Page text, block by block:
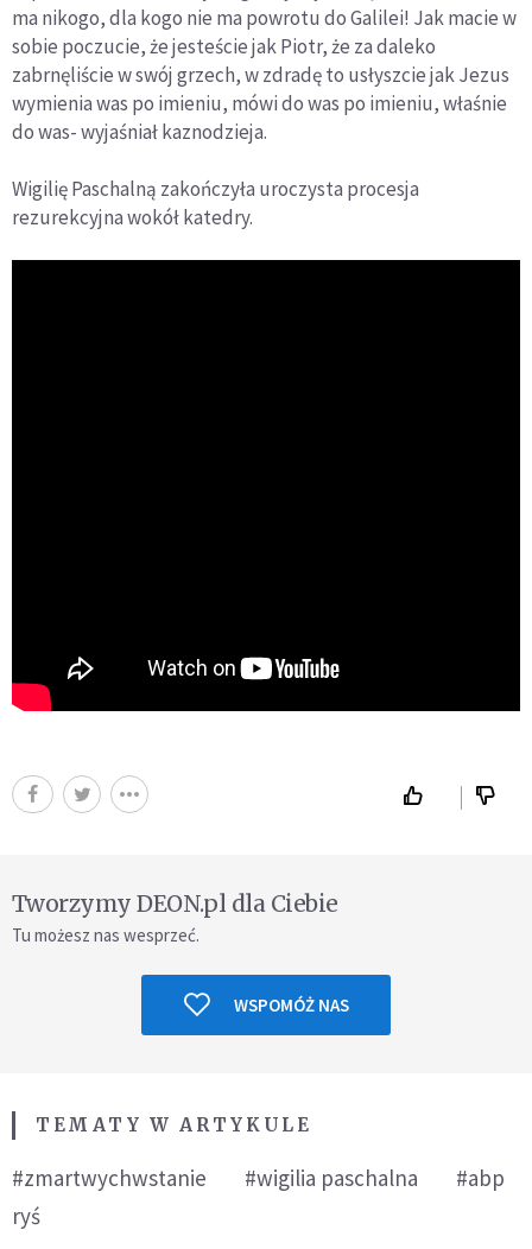
ma nikogo, dla kogo nie ma powrotu do Galilei! Jak macie w
sobie poczucie, że jesteście jak Piotr, że za daleko
zabrnęliście w swój grzech, w zdradę to usłyszcie jak Jezus
wymienia was po imieniu, mówi do was po imieniu, właśnie
do was- wyjaśniał kaznodzieja.
Wigilię Paschalną zakończyła uroczysta procesja
rezurekcyjna wokół katedry.
Tworzymy DEON.pl dla Ciebie
Tu możesz nas wesprzeć.
WSPOMÓŻ NAS
TEMATY W ARTYKULE
#zmartwychwstanie #wigilia paschalna
#abp
ryś